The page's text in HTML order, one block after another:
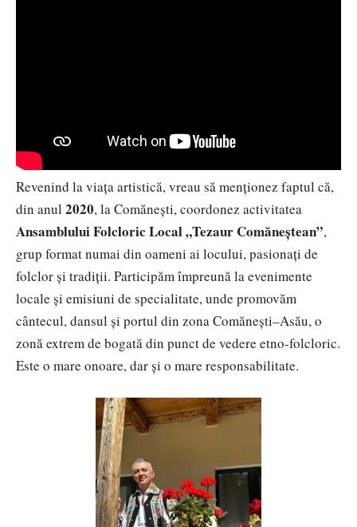
Revenind la viața artistică, vreau să menționez faptul că,
din anul 2020, la Comănești, coordonez activitatea
Ansamblului Folcloric Local „Tezaur Comăneștean”,
grup format numai din oameni ai locului, pasionați de
folclor și tradiții. Participăm împreună la evenimente
locale și emisiuni de specialitate, unde promovăm
cântecul, dansul și portul din zona Comănești–Asău, o
zonă extrem de bogată din punct de vedere etno-folcloric.
Este o mare onoare, dar și o mare responsabilitate.